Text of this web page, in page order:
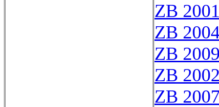
ZB
ZB
ZB
ZB
ZB